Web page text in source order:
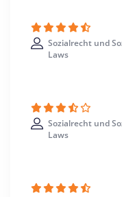
Fulda >> Fulda
Kassel >>
Sozialrecht und
Laws
Sozialrecht und
Laws